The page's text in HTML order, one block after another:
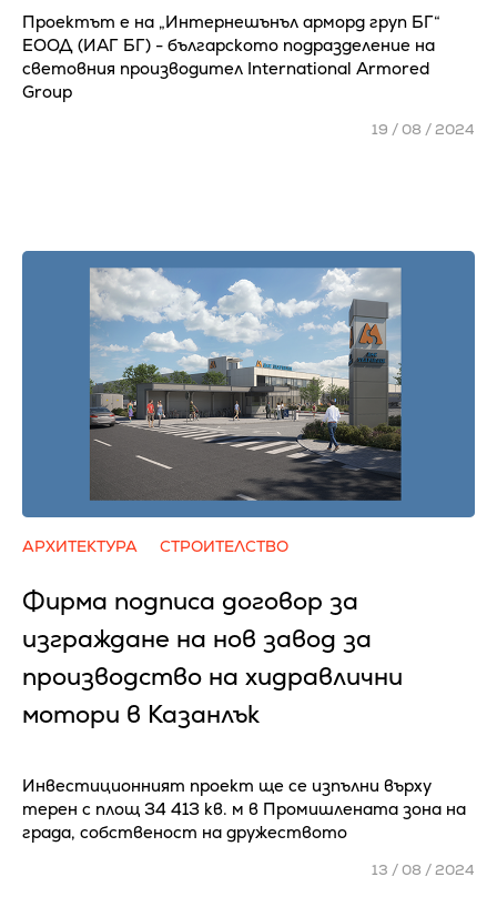
Проектът е на „Интернешънъл арморд груп БГ“
ЕООД (ИАГ БГ) - българското подразделение на
световния производител International Armorеd
Group
19 / 08 / 2024
АРХИТЕКТУРА СТРОИТЕЛСТВО
Фирма подписа договор за
изграждане на нов завод за
производство на хидравлични
мотори в Казанлък
Инвестиционният проект ще се изпълни върху
терен с площ 34 413 кв. м в Промишлената зона на
града, собственост на дружеството
13 / 08 / 2024